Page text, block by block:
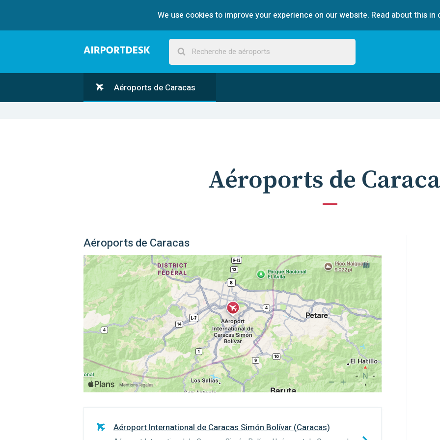
We use cookies to improve your experience on our website. Read about this in
Aéroports de Caracas
Aéroports de
Aéroports de Caracas
Aéroport International de Caracas Simón Bolívar (Caracas)